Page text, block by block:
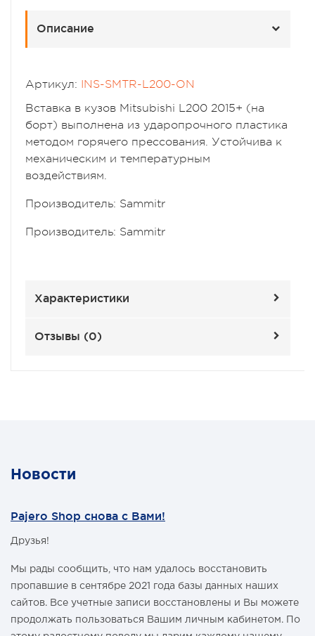
Описание
Артикул: INS-SMTR-L200-ON
Вставка в кузов Mitsubishi L200 2015+ (на
борт) выполнена из ударопрочного пластика
методом горячего прессования. Устойчива к
механическим и температурным
воздействиям.
Производитель: Sammitr
Производитель: Sammitr
Характеристики
Отзывы (0)
Новости
Pajero Shop снова с Вами!
Друзья!
Мы рады сообщить, что нам удалось восстановить
пропавшие в сентябре 2021 года базы данных наших
сайтов. Все учетные записи восстановлены и Вы можете
продолжать пользоваться Вашим личным кабинетом. По